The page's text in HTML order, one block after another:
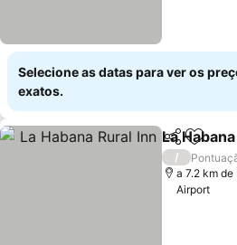
Selecione as datas para ver os
exatos.
Partilhar
La
/
a 7.2 km
Airport